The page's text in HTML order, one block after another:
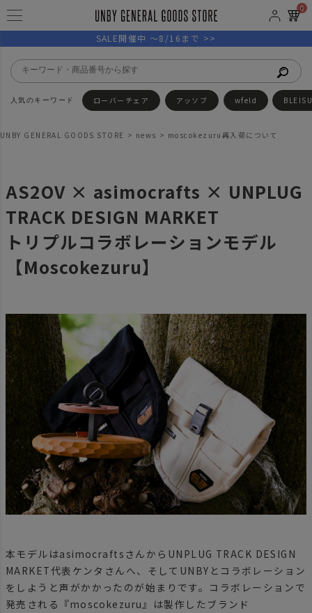
0
SALE開催中 ～8/16まで >>
ローバーチェア アッソブ wfeld
UNBY GENERAL GOODS STORE news moscokezuru再入荷について
AS2OV × asimocrafts × UNPLUG
TRACK DESIGN MARKET
トリプルコラボレーションモデル
【Moscokezuru】
本モデルはasimocraftsさんからUNPLUG TRACK DESIGN
MARKET代表ケンタさんへ、そしてUNBYとコラボレーション
をしようと声がかかったのが始まりです。コラボレーションで
発売される『moscokezuru』は製作したブランド